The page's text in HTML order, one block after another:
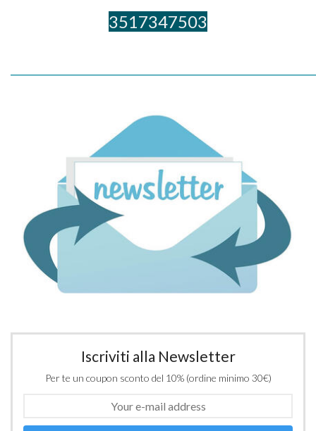
3517347503
Iscriviti alla Newsletter
Per te un coupon sconto del 10% (ordine minimo 30€)